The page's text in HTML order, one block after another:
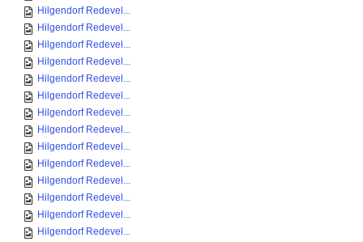
Hilgendorf Redevel...
Hilgendorf Redevel...
Hilgendorf Redevel...
Hilgendorf Redevel...
Hilgendorf Redevel...
Hilgendorf Redevel...
Hilgendorf Redevel...
Hilgendorf Redevel...
Hilgendorf Redevel...
Hilgendorf Redevel...
Hilgendorf Redevel...
Hilgendorf Redevel...
Hilgendorf Redevel...
Hilgendorf Redevel...